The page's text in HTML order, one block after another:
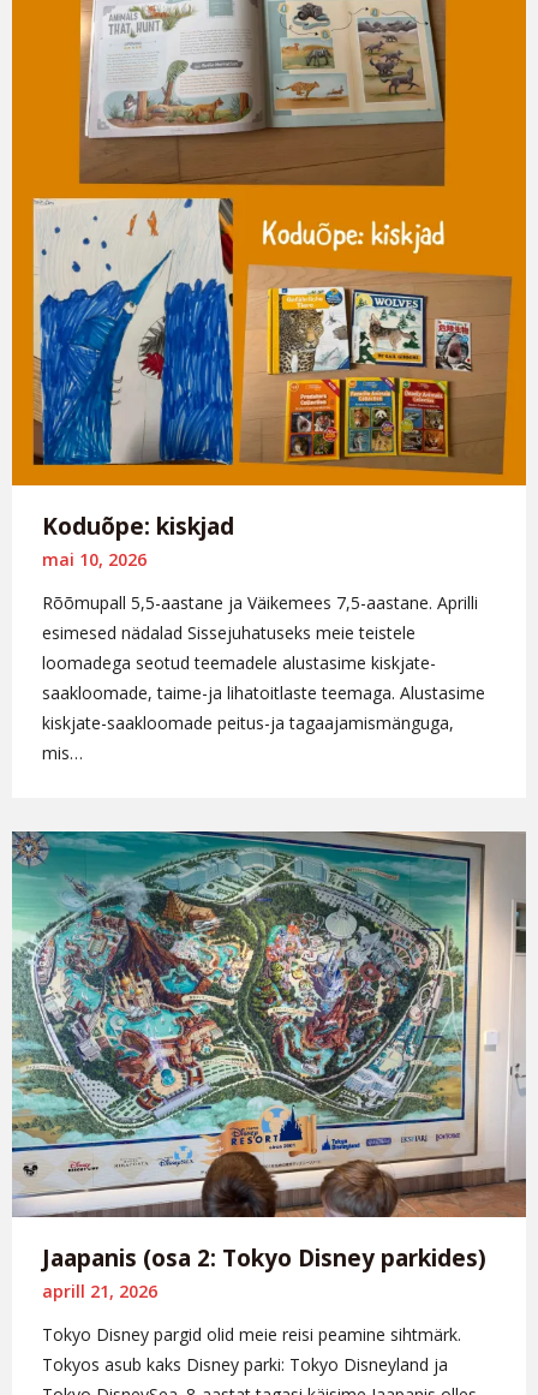
Koduõpe: kiskjad
mai 10, 2026
Rõõmupall 5,5-aastane ja Väikemees 7,5-aastane. Aprilli
esimesed nädalad Sissejuhatuseks meie teistele
loomadega seotud teemadele alustasime kiskjate-
saakloomade, taime-ja lihatoitlaste teemaga. Alustasime
kiskjate-saakloomade peitus-ja tagaajamismänguga,
mis…
Jaapanis (osa 2: Tokyo Disney parkides)
aprill 21, 2026
Tokyo Disney pargid olid meie reisi peamine sihtmärk.
Tokyos asub kaks Disney parki: Tokyo Disneyland ja